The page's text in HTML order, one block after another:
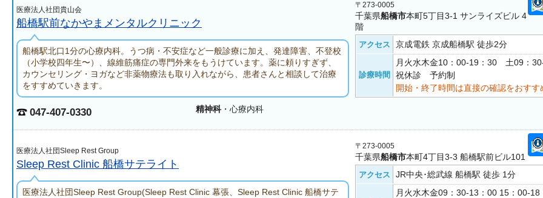
医療法人社団貴山会
船橋駅前なかやまメンタルクリニック
船橋駅北口1分の心療内科。うつ病・不安症など一般診療に加え、発達障害、不登校
（小学校四年生〜）、線維筋痛症の専門外来をもうけています。薬に頼りすぎず、
カウンセリング・ヨガなど非薬物療法も取り入れながら、患者さんと相談して治療
をすすめていきます。
047-407-0330 精神科・心療内科
〒273-0005
千葉県船橋市本町5丁目3-1 サンライズビル 4
階
アクセス 京成電鉄 京成船橋駅 徒歩2分
診療時間
月火水木金10：00-19：30 土09：
祝休診 予約制
開始・終了時間は直接の確認をおすす
医療法人社団Sleep Rest Group
Sleep Rest Clinic 船橋サテライト
医療法人社団Sleep Rest Group(Sleep Rest Clinic 幕張、Sleep Rest Clinic 船橋サテ
〒273-0005
千葉県船橋市本町4丁目3-3 船橋駅前ビル101
アクセス JR中央･総武線 船橋駅 徒歩 1分
月火水木金09：30-13：00 15：00-